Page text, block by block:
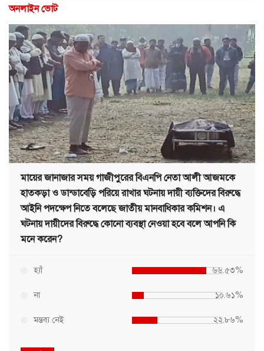
অনলাইন ভোট
মায়ের জানাজার সময় গাজীপুরের বিএনপি নেতা আলী আজমকে
হাতকড়া ও ডান্ডাবেড়ি পরিয়ে রাখার ঘটনায় দায়ী ব্যক্তিদের বিরুদ্ধে
আইনি পদক্ষেপ নিতে বলেছে জাতীয় মানবাধিকার কমিশন। এ
ঘটনায় দায়ীদের বিরুদ্ধে কোনো ব্যবস্থা নেওয়া হবে বলে আপনি কি
মনে করেন?
হ্যাঁ ৬৬.৫৩%
না ১০.৬১%
মন্তব্য নেই ২২.৮৬%